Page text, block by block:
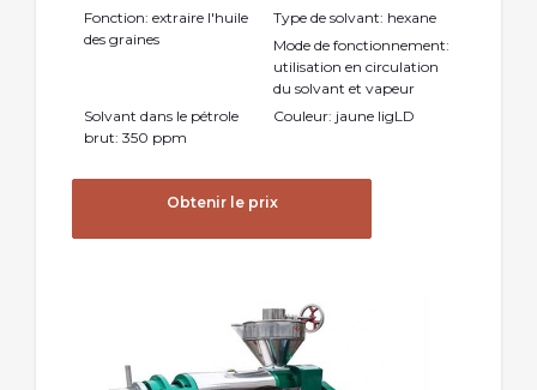
Fonction: extraire l'huile
des graines
Type de solvant: hexane
Mode de fonctionnement:
utilisation en circulation
du solvant et vapeur
Solvant dans le pétrole
brut: 350 ppm
Couleur: jaune ligLD
Obtenir le prix